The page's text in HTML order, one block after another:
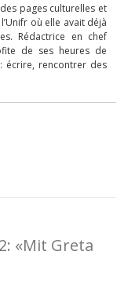
pages culturelles et
où elle avait déjà
Rédactrice en chef
de ses heures de
écrire, rencontrer des
«Mit Greta